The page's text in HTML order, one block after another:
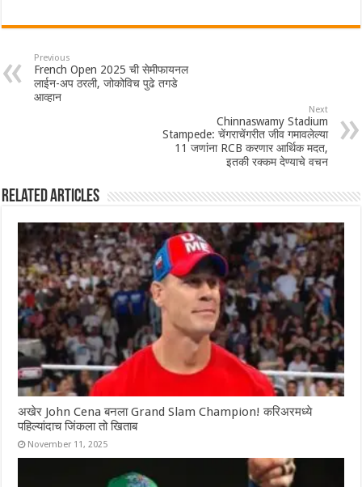
Previous
French Open 2025 ची सेमीफायनल
लाईन-अप ठरली, जोकोविच पुढे तगडे
आव्हान
Next
Chinnaswamy Stadium
Stampede: चेंगराचेंगरीत जीव गमावलेल्या
11 जणांना RCB करणार आर्थिक मदत,
इतकी रक्कम देण्याचे वचन
Related Articles
अखेर John Cena बनला Grand Slam Champion! करिअरमध्ये
पहिल्यांदाच जिंकला तो खिताब
November 11, 2025